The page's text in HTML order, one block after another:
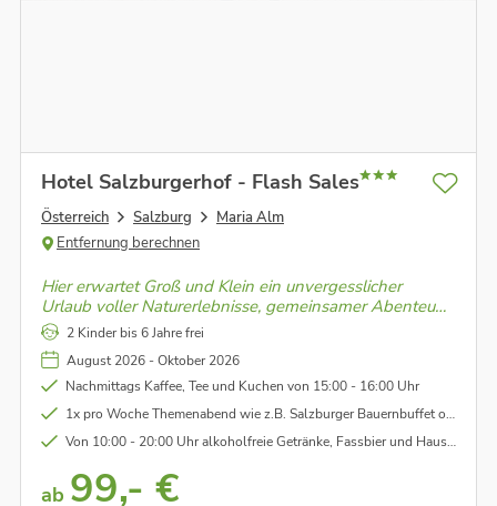
Hotel Salzburgerhof - Flash Sales
Österreich Salzburg
Maria Alm
Entfernung berechnen
Hier erwartet Groß und Klein ein unvergesslicher
Urlaub voller Naturerlebnisse, gemeinsamer Abenteuer
und entspannter Momente. Ob Wandern, Biken oder
einfach die frische Alpenluft genießen.
2 Kinder bis 6 Jahre frei
August 2026 - Oktober 2026
Nachmittags Kaffee, Tee und Kuchen von 15:00 - 16:00 Uhr
1x pro Woche Themenabend wie z.B. Salzburger Bauernbuffet oder Italienischer Abend mit Salatbuffet
Von 10:00 - 20:00 Uhr alkoholfreie Getränke, Fassbier und Hauswein (weiß/rot) inklusive
ab 99,- €